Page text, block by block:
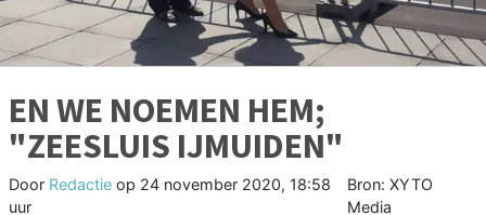
EN WE NOEMEN HEM;
"ZEESLUIS IJMUIDEN"
Door Redactie op 24 november 2020, 18:58
uur
Bron: XYTO
Media